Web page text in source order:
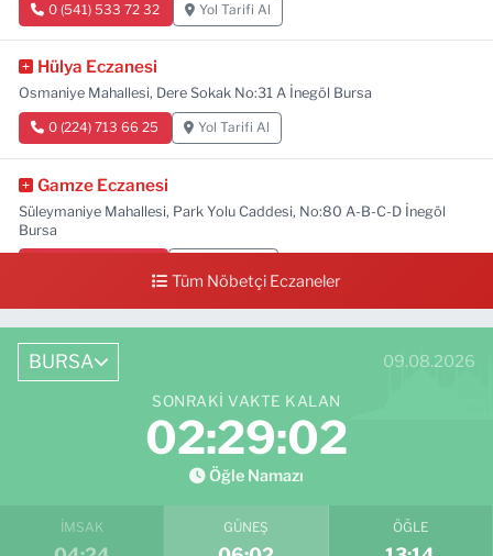
0 (541) 533 72 32 Yol Tarifi Al
Hülya Eczanesi
Osmaniye Mahallesi, Dere Sokak No:31 A İnegöl Bursa
0 (224) 713 66 25 Yol Tarifi Al
Gamze Eczanesi
Süleymaniye Mahallesi, Park Yolu Caddesi, No:80 A-B-C-D İnegöl
Bursa
Tüm Nöbetçi Eczaneler
BURSA 09.08.2026
SONRAKI VAKTE KALAN
02:29:00
Öğle Namazı
İMSAK GÜNEŞ ÖĞLE